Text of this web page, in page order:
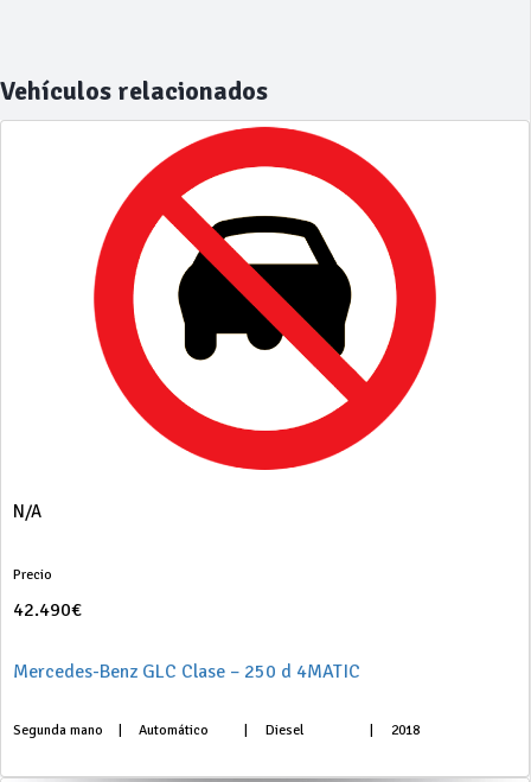
Vehículos relacionados
N/A
Precio
42.490€
Mercedes-Benz GLC Clase – 250 d 4MATIC
Segunda mano Automático Diesel 2018